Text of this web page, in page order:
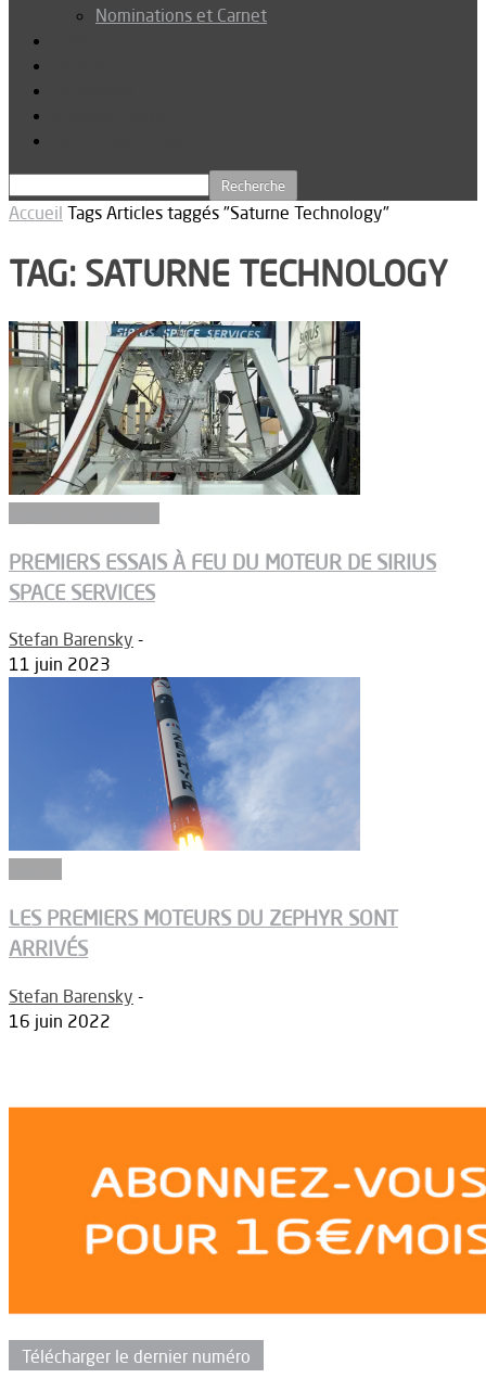
Nominations et Carnet
Accueil Tags Articles taggés "Saturne Technology"
TAG: SATURNE TECHNOLOGY
PREMIERS ESSAIS À FEU DU MOTEUR DE SIRIUS
SPACE SERVICES
Stefan Barensky -
11 juin 2023
LES PREMIERS MOTEURS DU ZEPHYR SONT
ARRIVÉS
Stefan Barensky -
16 juin 2022
Télécharger le dernier numéro